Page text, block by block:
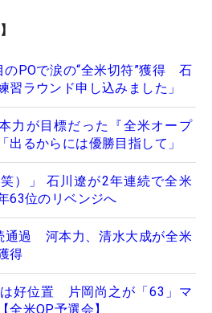
のPOで涙の“全米切符”獲得 石
習ラウンド申し込みました」
力が目標だった『全米オープ
るからには優勝目指して」
笑）」 石川遼が2年連続で全米
63位のリベンジへ
通過 河本力、清水大成が全米
得
は好位置 片岡尚之が「63」マ
全米OP予選会】